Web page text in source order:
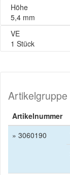
Höhe
5,4 mm
VE
1 Stück
Artikelgruppe
Artikelnummer
» 3060190